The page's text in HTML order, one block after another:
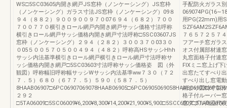
WS□5SC03605内開き網戸JS窓枠（ノンケーシング）JS窓枠
（ノンケーシング）ガラス寸法JS窓枠（ノンケーシング）09８
９４（８８２）９００９００９７０07６９４（６８２）７００
７００７７０横引きロール網戸内開き網戸サッシ価格寸法呼称
横引きロール網戸サッシ価格内開き網戸寸法呼称□5SC03607JS
窓枠（ノンケーシング）２９４（２８２）３００３７０03３０
０05５００５７０５００４９４（４８２）呼称高HSサッシHhh
サッシ内法基準横引きロール網戸横引きロール網戸寸法呼称サ
ッシ価格内開き網戸□5SC03603寸法呼称サッシ価格姿 図（外
観図）呼称幅旧呼称幅サッシWサッシ内法基準ww７３０（７２
７．５）６８０（６７７．５）５９０（５８７．５）
２９２
手配防火ガラス
用PG(22mm)用
７６５７２５７
フアーチ窓ガラ
オス付属部材連
丸窓面格子付連
FIXミニ窓上げ下
出窓たてすべり
すべり出し窓電
納まり図特寸製
格子付ルーバー
窓ダブル商品代